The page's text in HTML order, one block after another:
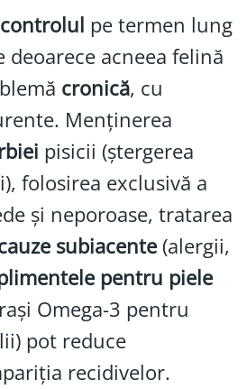
pe termen lung
deoarece acneea felină
cronică, cu
Menținerea
pisicii (ștergerea
folosirea exclusivă a
și neporoase, tratarea
subiacente(alergii,
pentru piele
Omega-3 pentru
pot reduce
recidivelor.